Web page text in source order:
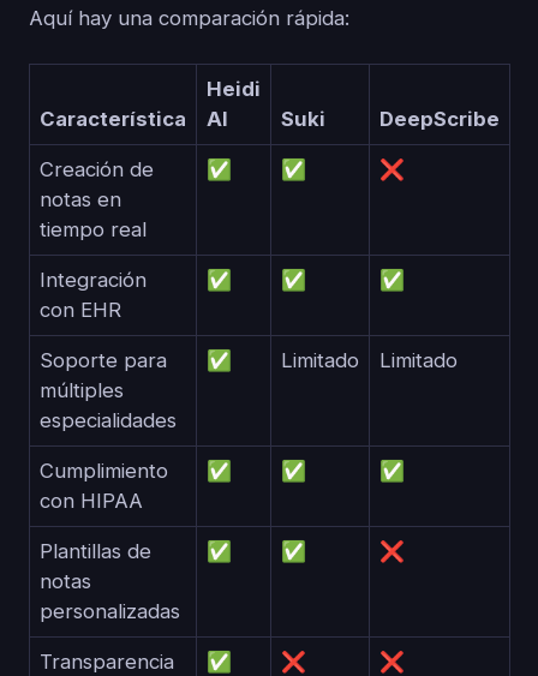
Aquí hay una comparación rápida:
Característica
Heidi
AI
Suki DeepScribe
Creación de
notas en
tiempo real
✅ ✅ ❌
Integración
con EHR
✅ ✅ ✅
Soporte para
múltiples
especialidades
✅ Limitado Limitado
Cumplimiento
con HIPAA
✅ ✅ ✅
Plantillas de
notas
personalizadas
✅ ✅ ❌
Transparencia
✅ ❌ ❌